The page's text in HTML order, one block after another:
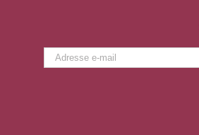
Adresse